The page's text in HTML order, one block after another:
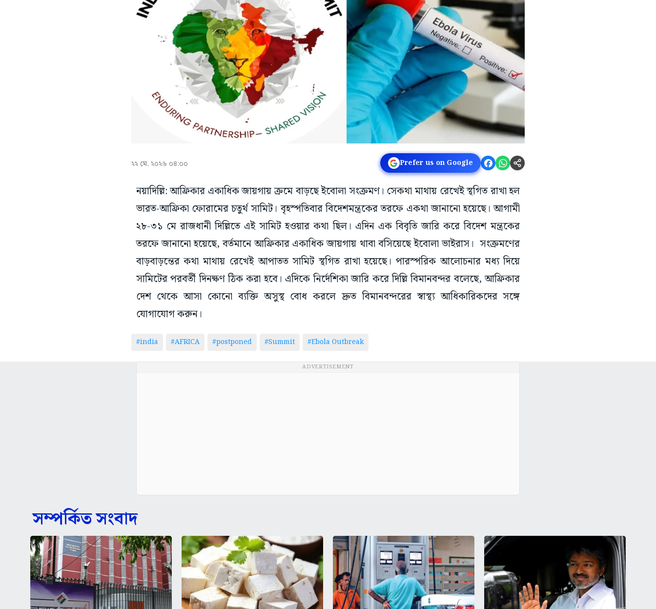
২২ মে, ২০২৬ ০৪:০০ Prefer us on Google
নয়াদিল্লি: আফ্রিকার একাধিক জায়গায় ক্রমে বাড়ছে ইবোলা সংক্রমণ। সেকথা মাথায় রেখেই স্থগিত রাখা হল
ভারত-আফ্রিকা ফোরামের চতুর্থ সামিট। বৃহস্পতিবার বিদেশমন্ত্রকের তরফে একথা জানানো হয়েছে। আগামী
২৮-৩১ মে রাজধানী দিল্লিতে এই সামিট হওয়ার কথা ছিল। এদিন এক বিবৃতি জারি করে বিদেশ মন্ত্রকের
তরফে জানানো হয়েছে, বর্তমানে আফ্রিকার একাধিক জায়গায় থাবা বসিয়েছে ইবোলা ভাইরাস। সংক্রমণের
বাড়বাড়ন্তের কথা মাথায় রেখেই আপাতত সামিট স্থগিত রাখা হয়েছে। পারস্পরিক আলোচনার মধ্য দিয়ে
সামিটের পরবর্তী দিনক্ষণ ঠিক করা হবে। এদিকে নির্দেশিকা জারি করে দিল্লি বিমানবন্দর বলেছে, আফ্রিকার
দেশ থেকে আসা কোনো ব্যক্তি অসুস্থ বোধ করলে দ্রুত বিমানবন্দরের স্বাস্থ্য আধিকারিকদের সঙ্গে
যোগাযোগ করুন।
#india #AFRICA #postponed #Summit #Ebola Outbreak
ADVERTISEMENT
সম্পর্কিত সংবাদ